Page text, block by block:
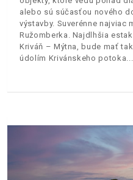
alebo sú súčasťou nového
výstavby. Suverénne najviac
Ružomberka. Najdlhšia
Kriváň – Mýtna, bude mať
údolím Krivánskeho potoka.